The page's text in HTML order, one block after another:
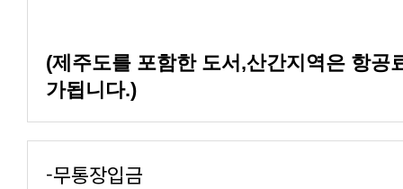
가됩니다.)
-무통장입금